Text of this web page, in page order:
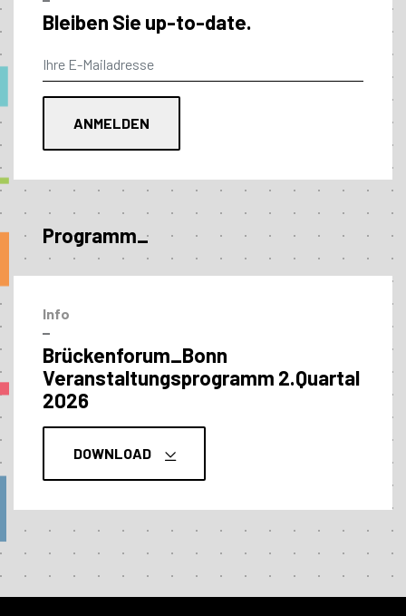
Bleiben Sie up-to-date.
Programm_
Info
–
Brückenforum_Bonn
Veranstaltungs­programm 2.Quartal
2026
DOWNLOAD